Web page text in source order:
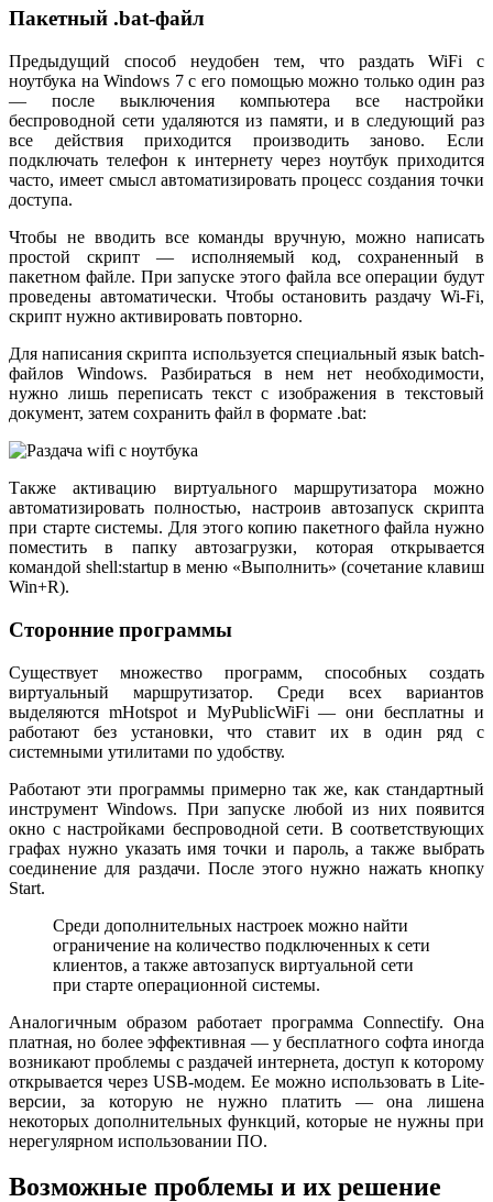
Пакетный .bat-файл
Предыдущий способ неудобен тем, что раздать WiFi с
ноутбука на Windows 7 с его помощью можно только один раз
— после выключения компьютера все настройки
беспроводной сети удаляются из памяти, и в следующий раз
все действия приходится производить заново. Если
подключать телефон к интернету через ноутбук приходится
часто, имеет смысл автоматизировать процесс создания точки
доступа.
Чтобы не вводить все команды вручную, можно написать
простой скрипт — исполняемый код, сохраненный в
пакетном файле. При запуске этого файла все операции будут
проведены автоматически. Чтобы остановить раздачу Wi-Fi,
скрипт нужно активировать повторно.
Для написания скрипта используется специальный язык batch-
файлов Windows. Разбираться в нем нет необходимости,
нужно лишь переписать текст с изображения в текстовый
документ, затем сохранить файл в формате .bat:
Также активацию виртуального маршрутизатора можно
автоматизировать полностью, настроив автозапуск скрипта
при старте системы. Для этого копию пакетного файла нужно
поместить в папку автозагрузки, которая открывается
командой shell:startup в меню «Выполнить» (сочетание клавиш
Win+R).
Сторонние программы
Существует множество программ, способных создать
виртуальный маршрутизатор. Среди всех вариантов
выделяются mHotspot и MyPublicWiFi — они бесплатны и
работают без установки, что ставит их в один ряд с
системными утилитами по удобству.
Работают эти программы примерно так же, как стандартный
инструмент Windows. При запуске любой из них появится
окно с настройками беспроводной сети. В соответствующих
графах нужно указать имя точки и пароль, а также выбрать
соединение для раздачи. После этого нужно нажать кнопку
Start.
Среди дополнительных настроек можно найти
ограничение на количество подключенных к сети
клиентов, а также автозапуск виртуальной сети
при старте операционной системы.
Аналогичным образом работает программа Connectify. Она
платная, но более эффективная — у бесплатного софта иногда
возникают проблемы с раздачей интернета, доступ к которому
открывается через USB-модем. Ее можно использовать в Lite-
версии, за которую не нужно платить — она лишена
некоторых дополнительных функций, которые не нужны при
нерегулярном использовании ПО.
Возможные проблемы и их решение